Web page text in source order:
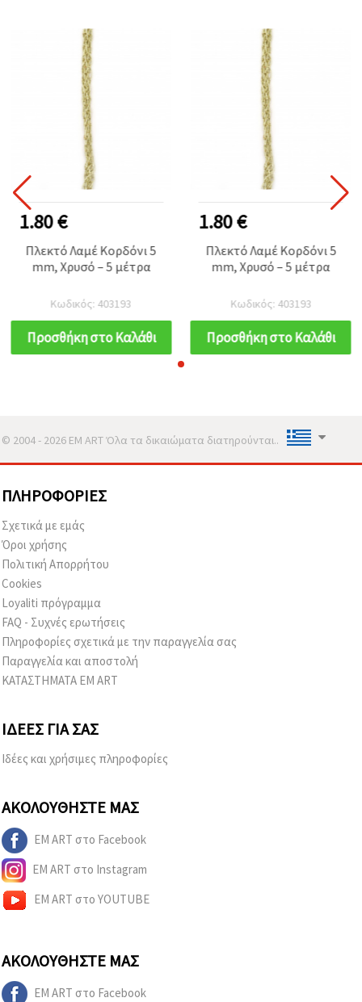
1.80 €
Πλεκτό Λαμέ Κορδόνι 5
mm, Χρυσό – 5 μέτρα
Κωδικός: 403193
Προσθήκη στο Καλάθι
1.80 €
Πλεκτό Λαμέ Κορδόνι 5
mm, Χρυσό – 5 μέτρα
Κωδικός: 403193
Προσθήκη στο Καλάθι
© 2004 - 2026 EM ART Όλα τα δικαιώματα διατηρούνται..
ΠΛΗΡΟΦΟΡΊΕΣ
Σχετικά με εμάς
Όροι χρήσης
Πολιτική Απορρήτου
Cookies
Loyaliti πρόγραμμα
FAQ - Συχνές ερωτήσεις
Πληροφορίες σχετικά με την παραγγελία σας
Παραγγελία και αποστολή
ΚΑΤΑΣΤΗΜΑΤΑ EM ART
ΙΔΈΕΣ ΓΙΑ ΣΑΣ
Ιδέες και χρήσιμες πληροφορίες
ΑΚΟΛΟΥΘΉΣΤΕ ΜΑΣ
EM ART στο Facebook
EM ART στο Instagram
EM ART στο YOUTUBE
ΑΚΟΛΟΥΘΉΣΤΕ ΜΑΣ
EM ART στο Facebook